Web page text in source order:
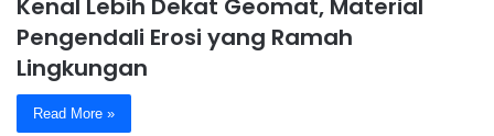
Kenal Lebih Dekat Geomat, Material
Pengendali Erosi yang Ramah
Lingkungan
Read More »